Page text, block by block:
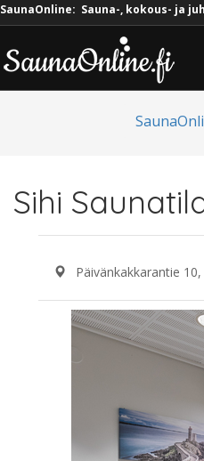
SaunaOnline: Sauna-, kokous- ja
Sihi
Päivänkakkarantie
Previous